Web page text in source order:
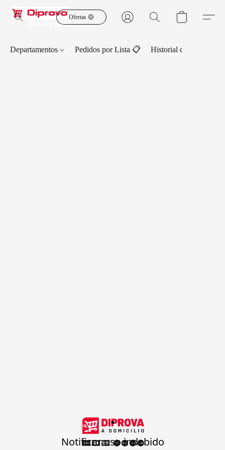
Ofertas 🟡
Departamentos Pedidos por Lista 📋 Historial de Pedidos
.
Notificar uso indebido